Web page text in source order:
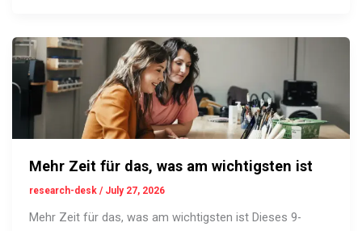
Mehr Zeit für das, was am wichtigsten ist
research-desk/ July 27, 2026
Mehr Zeit für das, was am wichtigsten ist Dieses 9-